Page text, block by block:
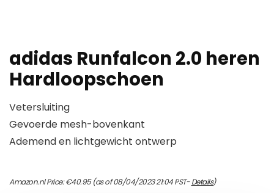
adidas Runfalcon 2.0 heren
Hardloopschoen
Vetersluiting
Gevoerde mesh-bovenkant
Ademend en lichtgewicht ontwerp
Amazon.nl Price:€40.95(as of 08/04/2023 21:04 PST-Details)